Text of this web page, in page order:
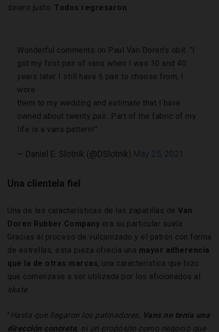
dinero justo. Todos regresaron.
Wonderful comments on Paul Van Doren's obit. "I
got my first pair of vans when I was 10 and 40
years later I still have 6 pair to choose from, I
wore
them to my wedding and estimate that I have
owned about twenty pair...Part of the fabric of my
life is a vans pattern!"
— Daniel E. Slotnik (@DSlotnik) May 25, 2021
Una clientela fiel
Una de las características de las zapatillas de Van
Doren Rubber Company era su particular suela.
Gracias al proceso de vulcanizado y el patrón con forma
de estrellas, esta pieza ofrecía una mayor adherencia
que la de otras marcas, una característica que hizo
que comenzase a ser utilizada por los aficionados al
skate.
" Hasta que llegaron los patinadores, Vans no tenía una
dirección concreta, ni un propósito como negocio que